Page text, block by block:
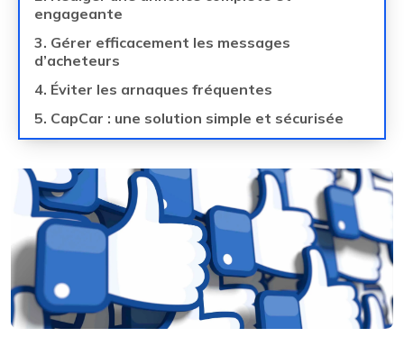
engageante
3. Gérer efficacement les messages
d’acheteurs
4. Éviter les arnaques fréquentes
5. CapCar : une solution simple et sécurisée